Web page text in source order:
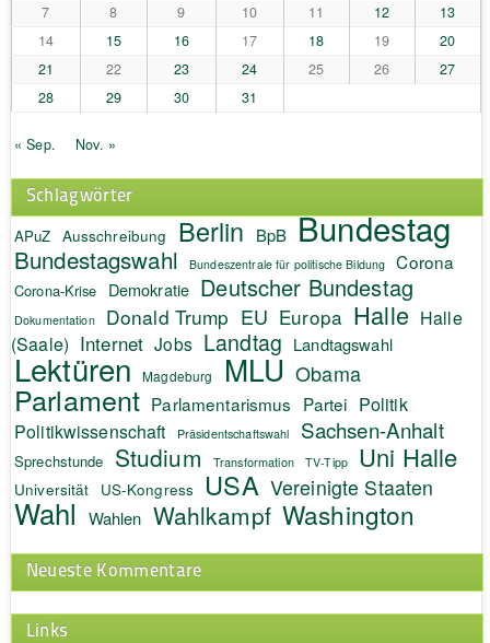
7
8 9 10 11 12
13
14
15 16 17 18 19
20
21
22 23 24 25 26
27
28
29 30 31
« Sep. Nov. »
Schlagwörter
APuZ Ausschreibung Berlin BpB Bundestag
Bundestagswahl Bundeszentrale für politische Bildung Corona
Corona-Krise Demokratie Deutscher Bundestag
Dokumentation Donald Trump EU Europa Halle Halle
(Saale) Internet Jobs Landtag Landtagswahl
Lektüren Magdeburg MLU Obama
Parlament Parlamentarismus Partei Politik
Politikwissenschaft Präsidentschaftswahl Sachsen-Anhalt
Sprechstunde Studium Transformation TV-Tipp Uni Halle
Universität US-Kongress USA Vereinigte Staaten
Wahl Wahlen Wahlkampf Washington
Neueste Kommentare
Links